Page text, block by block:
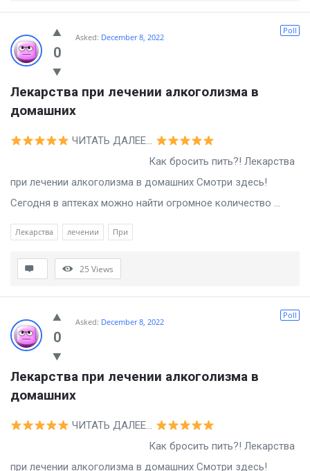
0
Poll
Asked: December 8, 2022
Лекарства при лечении алкоголизма в
домашних
ЧИТАТЬ ДАЛЕЕ…
Как бросить пить?! Лекарства
при лечении алкоголизма в домашних Смотри здесь!
Сегодня в аптеках можно найти огромное количество ...
Лекарства лечении При
25 Views
0
Poll
Asked: December 8, 2022
Лекарства при лечении алкоголизма в
домашних
ЧИТАТЬ ДАЛЕЕ…
Как бросить пить?! Лекарства
при лечении алкоголизма в домашних Смотри здесь!